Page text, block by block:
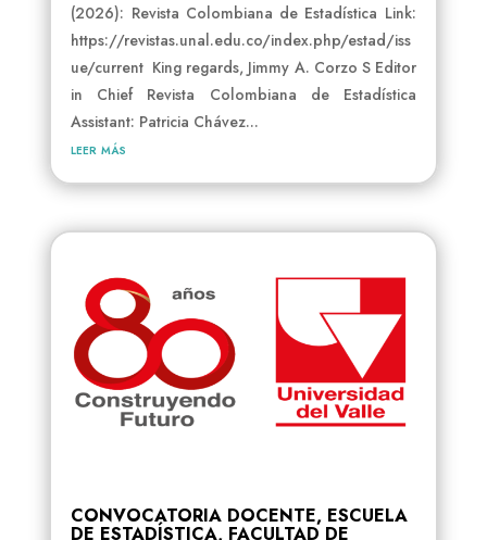
(2026): Revista Colombiana de Estadística Link:
https://revistas.unal.edu.co/index.php/estad/iss
ue/current King regards, Jimmy A. Corzo S Editor
in Chief Revista Colombiana de Estadística
Assistant: Patricia Chávez...
leer más
CONVOCATORIA DOCENTE, ESCUELA
DE ESTADÍSTICA, FACULTAD DE